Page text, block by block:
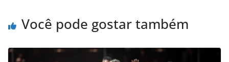
Você pode gostar também